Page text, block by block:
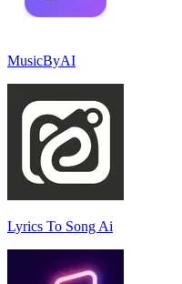
MusicByAI
Lyrics To Song Ai